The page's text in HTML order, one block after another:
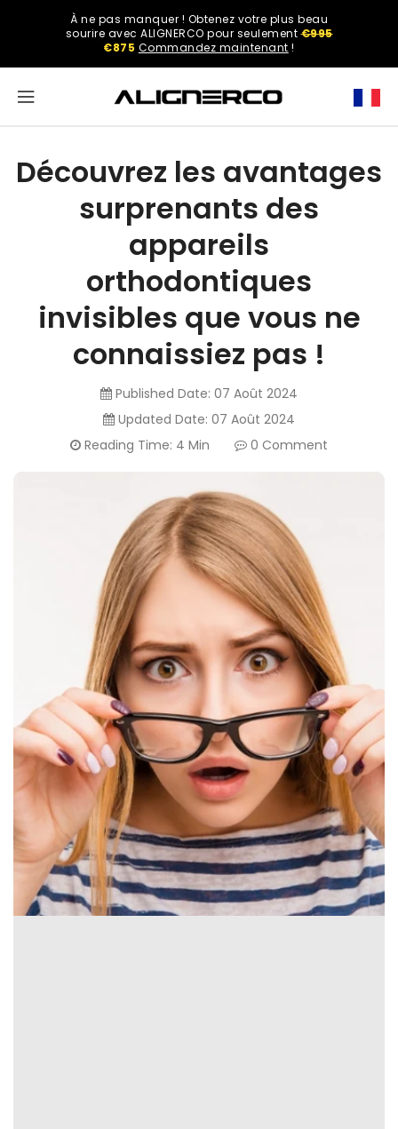
À ne pas manquer ! Obtenez votre plus beau
sourire avec ALIGNERCO pour seulement€995
€875 Commandez maintenant !
Select
region.
United
States
Spanish
Portugal
Portuguese
Spain
English
France
Découvrez les avantages
surprenants des
appareils
orthodontiques
invisibles que vous ne
connaissiez pas !
Published Date: 07 Août 2024
Updated Date: 07 Août 2024
Reading Time: 4 Min
0 Comment